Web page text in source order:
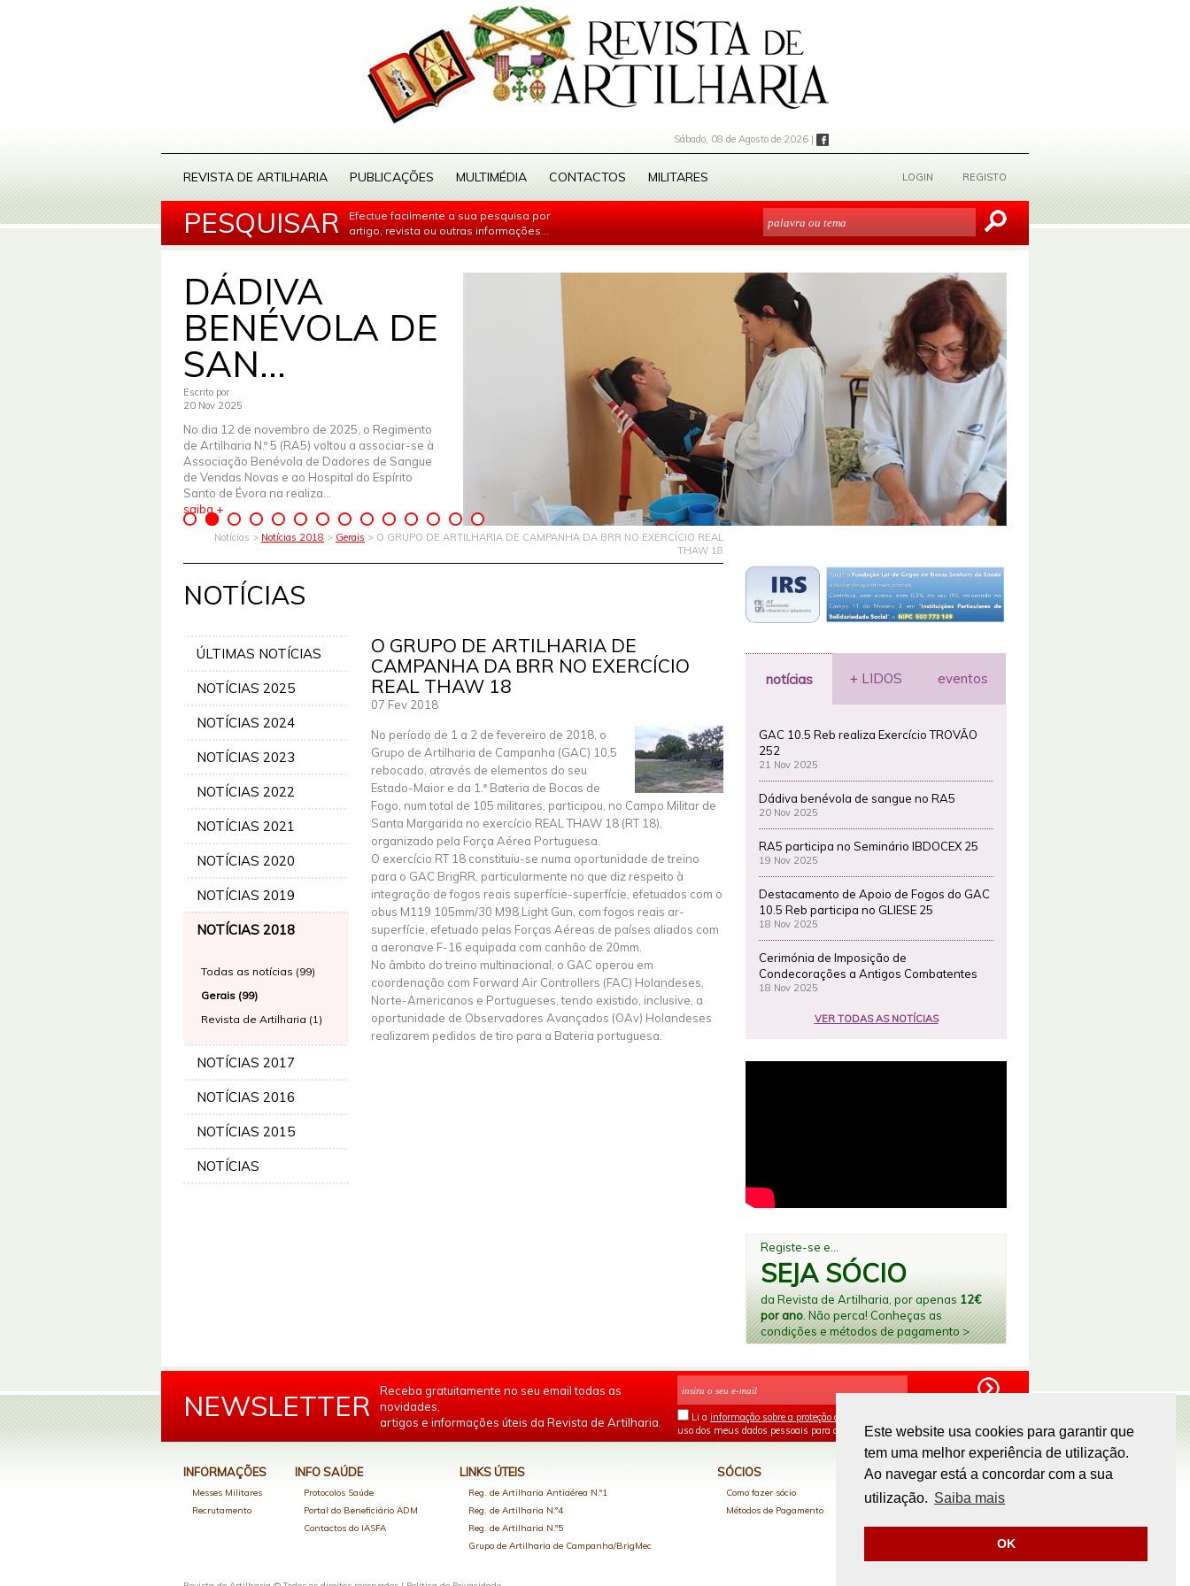
Este website usa cookies para garantir que
tem uma melhor experiência de utilização.
Ao navegar está a concordar com a sua
utilização. Saiba mais
OK
Sábado, 08 de Agosto de 2026 |
REVISTA DE ARTILHARIA PUBLICAÇÕES MULTIMÉDIA CONTACTOS MILITARES LOGIN REGISTO
PESQUISAR
Efectue facilmente a sua pesquisa por
artigo, revista ou outras informações...
DÁDIVA
BENÉVOLA DE
SAN...
Escrito por
20 Nov 2025
No dia 12 de novembro de 2025, o Regimento
de Artilharia N.º 5 (RA5) voltou a associar-se à
Associação Benévola de Dadores de Sangue
de Vendas Novas e ao Hospital do Espírito
Santo de Évora na realiza...
saiba +
Notícias > Notícias 2018 > Gerais > O GRUPO DE ARTILHARIA DE CAMPANHA DA BRR NO EXERCÍCIO REAL
THAW 18
NOTÍCIAS
ÚLTIMAS NOTÍCIAS
NOTÍCIAS 2025
NOTÍCIAS 2024
NOTÍCIAS 2023
NOTÍCIAS 2022
NOTÍCIAS 2021
NOTÍCIAS 2020
NOTÍCIAS 2019
NOTÍCIAS 2018
Todas as notícias (99)
Gerais (99)
Revista de Artilharia (1)
NOTÍCIAS 2017
NOTÍCIAS 2016
NOTÍCIAS 2015
NOTÍCIAS
O GRUPO DE ARTILHARIA DE
CAMPANHA DA BRR NO EXERCÍCIO
REAL THAW 18
07 Fev 2018
No período de 1 a 2 de fevereiro de 2018, o
Grupo de Artilharia de Campanha (GAC) 10,5
rebocado, através de elementos do seu
Estado-Maior e da 1.ª Bateria de Bocas de
Fogo, num total de 105 militares, participou, no Campo Militar de
Santa Margarida no exercício REAL THAW 18 (RT 18),
organizado pela Força Aérea Portuguesa.
O exercício RT 18 constituiu-se numa oportunidade de treino
para o GAC BrigRR, particularmente no que diz respeito à
integração de fogos reais superfície-superfície, efetuados com o
obus M119 105mm/30 M98 Light Gun, com fogos reais ar-
superfície, efetuado pelas Forças Aéreas de países aliados com
a aeronave F-16 equipada com canhão de 20mm.
No âmbito do treino multinacional, o GAC operou em
coordenação com Forward Air Controllers (FAC) Holandeses,
Norte-Americanos e Portugueses, tendo existido, inclusive, a
oportunidade de Observadores Avançados (OAv) Holandeses
realizarem pedidos de tiro para a Bateria portuguesa.
notícias + LIDOS eventos
GAC 10.5 Reb realiza Exercício TROVÃO
252
21 Nov 2025
Dádiva benévola de sangue no RA5
20 Nov 2025
RA5 participa no Seminário IBDOCEX 25
19 Nov 2025
Destacamento de Apoio de Fogos do GAC
10.5 Reb participa no GLIESE 25
18 Nov 2025
Cerimónia de Imposição de
Condecorações a Antigos Combatentes
18 Nov 2025
VER TODAS AS NOTÍCIAS
Registe-se e...
SEJA SÓCIO
da Revista de Artilharia, por apenas 12€
por ano. Não perca! Conheças as
condições e métodos de pagamento >
NEWSLETTER
Receba gratuitamente no seu email todas as
novidades,
artigos e informações úteis da Revista de Artilharia.
Li a informação sobre a proteção de dados
uso dos meus dados pessoais para os fins mencionados.
INFORMAÇÕES
Messes Militares
Recrutamento
INFO SAÚDE
Protocolos Saúde
Portal do Beneficiário ADM
Contactos do IASFA
LINKS ÚTEIS
Reg. de Artilharia Antiaérea N.º1
Reg. de Artilharia N.º4
Reg. de Artilharia N.º5
Grupo de Artilharia de Campanha/BrigMec
SÓCIOS
Como fazer sócio
Métodos de Pagamento
PAGAMENTOS ONLINE